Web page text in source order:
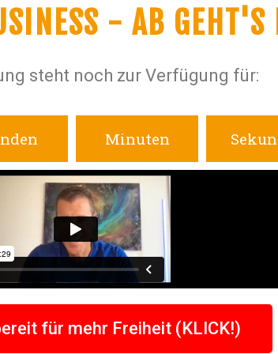
- AB
steht noch zur Verfügung für:
Minuten
für mehr Freiheit (KLICK!)